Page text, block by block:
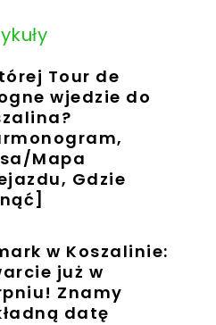
Tour de
wjedzie do
Mapa
Gdzie
w Koszalinie:
już w
Znamy
datę